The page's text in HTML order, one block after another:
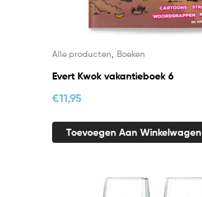
Alle producten Boeken
Evert Kwok vakantieboek 6
€11,95
Toevoegen Aan Winkelwagen